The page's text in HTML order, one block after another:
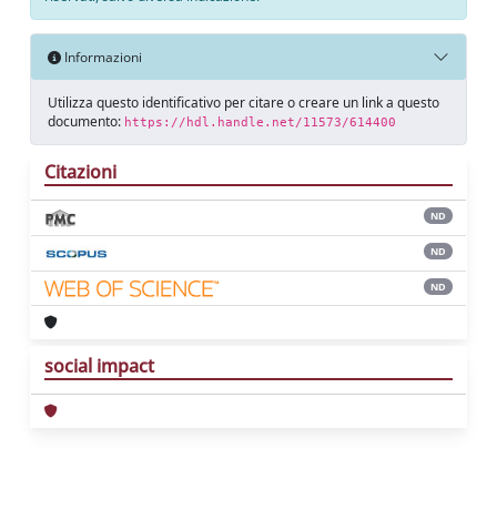
Informazioni
Utilizza questo identificativo per citare o creare un link a questo
documento: https://hdl.handle.net/11573/614400
Citazioni
ND
ND
ND
social impact